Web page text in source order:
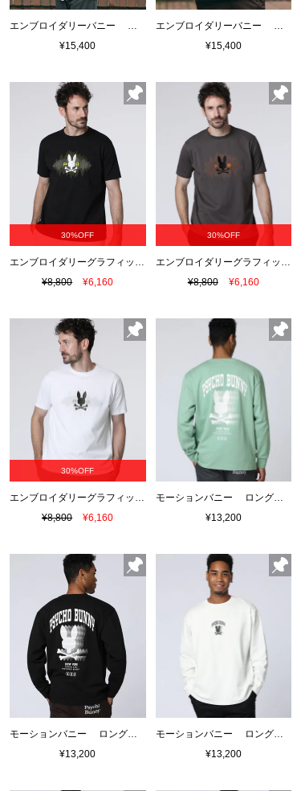
エンブロイダリーバニー ベースボールシャツ
¥15,400
エンブロイダリーバニー ベースボールシャツ
¥15,400
30%OFF
¥8,800
¥6,160
30%OFF
¥8,800
¥6,160
30%OFF
エンブロイダリーグラフィック Tシャツ
¥8,800
¥6,160
モーションバニー ロングスリーブTシャツ
¥13,200
¥13,200
モーションバニー ロングスリーブTシャツ
¥13,200